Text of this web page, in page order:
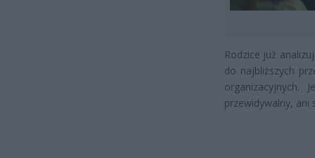
Rodzice już
do najbliższych
organizacyjnych.
przewidywalny, ani